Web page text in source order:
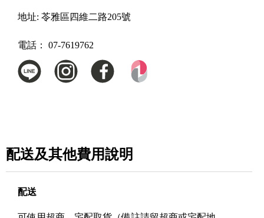
地址: 苓雅區四維二路205號
電話： 07-7619762
配送及其他費用說明
配送